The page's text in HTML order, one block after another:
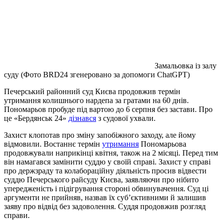
Замальовка із залу
суду (Фото BRD24 згенеровано за допомоги ChatGPT)
Печерський районний суд Києва продовжив термін
утримання колишнього нардепа за гратами на 60 днів.
Пономарьов пробуде під вартою до 6 серпня без застави. Про
це «Бердянськ 24» дізнався з судової ухвали.
Захист клопотав про зміну запобіжного заходу, але йому
відмовили. Востаннє термін утримання Пономарьова
продовжували наприкінці квітня, також на 2 місяці. Перед тим
він намагався замінити суддю у своїй справі. Захист у справі
про держзраду та колабораційну діяльність просив відвести
суддю Печерського райсуду Києва, заявляючи про нібито
упередженість і підігрування стороні обвинувачення. Суд ці
аргументи не прийняв, назвав їх суб’єктивними й залишив
заяву про відвід без задоволення. Суддя продовжив розгляд
справи.